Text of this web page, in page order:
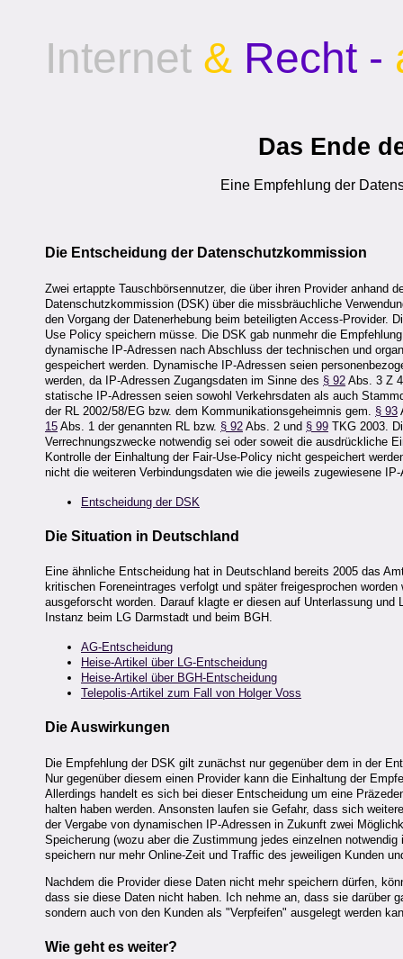
Internet & Recht -
Das Ende
Eine Empfehlung der
Die Entscheidung der Datenschutzkommission
Zwei ertappte Tauschbörsennutzer, die über ihren Provider anhand
Datenschutzkommission (DSK) über die missbräuchliche
den Vorgang der Datenerhebung beim beteiligten Access-Provider.
Use Policy speichern müsse. Die DSK gab nunmehr die
dynamische IP-Adressen nach Abschluss der technischen und
gespeichert werden. Dynamische IP-Adressen seien
werden, da IP-Adressen Zugangsdaten im Sinne des § 92 Abs. 3 Z
statische IP-Adressen seien sowohl Verkehrsdaten als auch
der RL 2002/58/EG bzw. dem Kommunikationsgeheimnis gem. § 93
15 Abs. 1 der genannten RL bzw. § 92 Abs. 2 und § 99 TKG 2003.
Verrechnungszwecke notwendig sei oder soweit die ausdrückliche
Kontrolle der Einhaltung der Fair-Use-Policy nicht gespeichert
nicht die weiteren Verbindungsdaten wie die jeweils zugewiesene
Entscheidung der DSK
Die Situation in Deutschland
Eine ähnliche Entscheidung hat in Deutschland bereits 2005 das
kritischen Foreneintrages verfolgt und später freigesprochen
ausgeforscht worden. Darauf klagte er diesen auf Unterlassung
Instanz beim LG Darmstadt und beim BGH.
AG-Entscheidung
Heise-Artikel über LG-Entscheidung
Heise-Artikel über BGH-Entscheidung
Telepolis-Artikel zum Fall von Holger Voss
Die Auswirkungen
Die Empfehlung der DSK gilt zunächst nur gegenüber dem in der
Nur gegenüber diesem einen Provider kann die Einhaltung der
Allerdings handelt es sich bei dieser Entscheidung um eine
halten haben werden. Ansonsten laufen sie Gefahr, dass sich
der Vergabe von dynamischen IP-Adressen in Zukunft zwei
Speicherung (wozu aber die Zustimmung jedes einzelnen
speichern nur mehr Online-Zeit und Traffic des jeweiligen Kunden
Nachdem die Provider diese Daten nicht mehr speichern dürfen,
dass sie diese Daten nicht haben. Ich nehme an, dass sie darüber
sondern auch von den Kunden als "Verpfeifen" ausgelegt werden
Wie geht es weiter?